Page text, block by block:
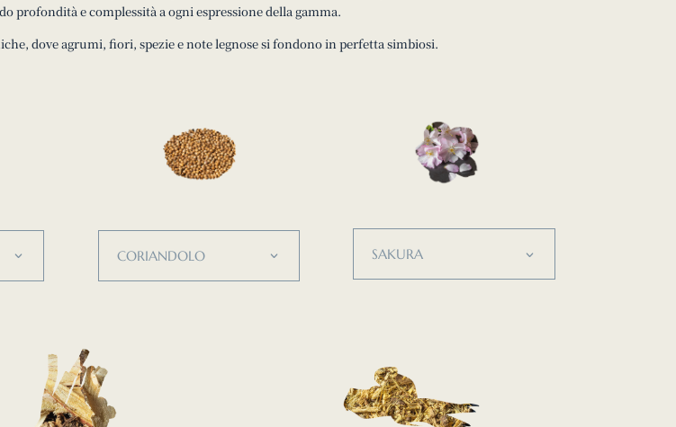
profondità e complessità a ogni espressione della gamma.
dove agrumi, fiori, spezie e note legnose si fondono in perfetta simbiosi.
CORIANDOLO SAKURA